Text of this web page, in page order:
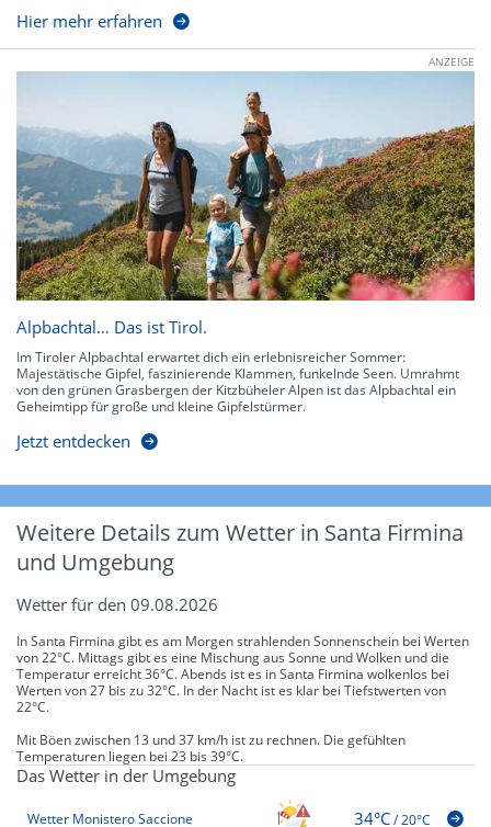
Hier mehr erfahren
ANZEIGE
Alpbachtal… Das ist Tirol.
Im Tiroler Alpbachtal erwartet dich ein erlebnisreicher Sommer:
Majestätische Gipfel, faszinierende Klammen, funkelnde Seen. Umrahmt
von den grünen Grasbergen der Kitzbüheler Alpen ist das Alpbachtal ein
Geheimtipp für große und kleine Gipfelstürmer.
Jetzt entdecken
Weitere Details zum Wetter in Santa Firmina
und Umgebung
Wetter für den 09.08.2026
In Santa Firmina gibt es am Morgen strahlenden Sonnenschein bei Werten
von 22°C. Mittags gibt es eine Mischung aus Sonne und Wolken und die
Temperatur erreicht 36°C. Abends ist es in Santa Firmina wolkenlos bei
Werten von 27 bis zu 32°C. In der Nacht ist es klar bei Tiefstwerten von
22°C.
Mit Böen zwischen 13 und 37 km/h ist zu rechnen. Die gefühlten
Temperaturen liegen bei 23 bis 39°C.
Das Wetter in der Umgebung
Wetter Monistero Saccione 34°C/20°C